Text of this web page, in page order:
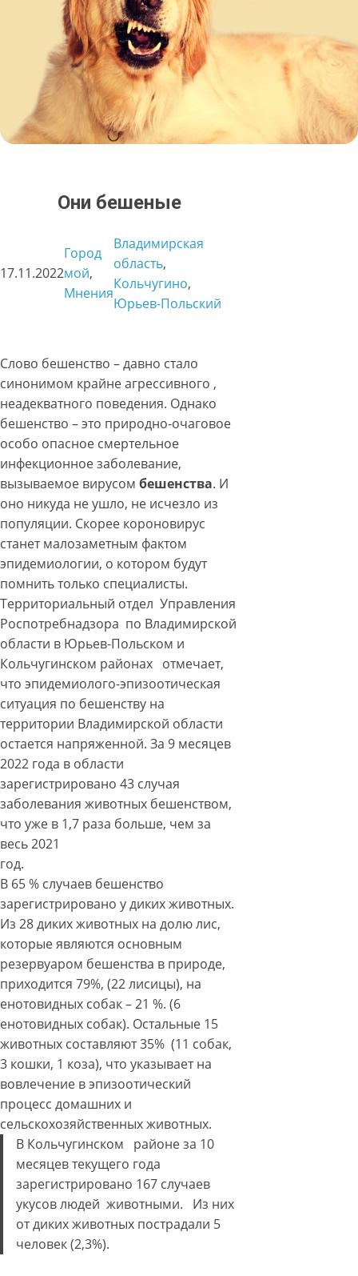
Они бешеные
17.11.2022
Город
мой
Мнения
Владимирская
область
Кольчугино
Юрьев-Польский
Слово бешенство – давно стало
синонимом крайне агрессивного ,
неадекватного поведения. Однако
бешенство – это природно-очаговое
особо опасное смертельное
инфекционное заболевание,
вызываемое вирусом бешенства. И
оно никуда не ушло, не исчезло из
популяции. Скорее короновирус
станет малозаметным фактом
эпидемиологии, о котором будут
помнить только специалисты.
Территориальный отдел Управления
Роспотребнадзора по Владимирской
области в Юрьев-Польском и
Кольчугинском районах отмечает,
что эпидемиолого-эпизоотическая
ситуация по бешенству на
территории Владимирской области
остается напряженной. За 9 месяцев
2022 года в области
зарегистрировано 43 случая
заболевания животных бешенством,
что уже в 1,7 раза больше, чем за
весь 2021
год.
В 65 % случаев бешенство
зарегистрировано у диких животных.
Из 28 диких животных на долю лис,
которые являются основным
резервуаром бешенства в природе,
приходится 79%, (22 лисицы), на
енотовидных собак – 21 %. (6
енотовидных собак). Остальные 15
животных составляют 35% (11 собак,
3 кошки, 1 коза), что указывает на
вовлечение в эпизоотический
процесс домашних и
сельскохозяйственных животных.
В Кольчугинском районе за 10
месяцев текущего года
зарегистрировано 167 случаев
укусов людей животными. Из них
от диких животных пострадали 5
человек (2,3%).